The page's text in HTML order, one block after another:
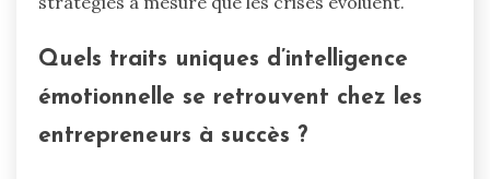
Quels traits uniques d’intelligence
émotionnelle se retrouvent chez les
entrepreneurs à succès ?